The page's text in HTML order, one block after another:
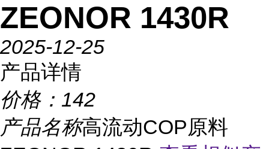
ZEONOR 1430R
2025-12-25
产品详情
价格： 142
产品名称高流动COP原料